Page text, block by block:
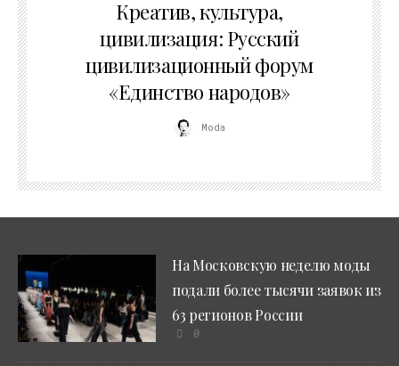
Креатив, культура,
цивилизация: Русский
цивилизационный форум
«Единство народов»
Moda
На Московскую неделю моды
подали более тысячи заявок из
63 регионов России
0